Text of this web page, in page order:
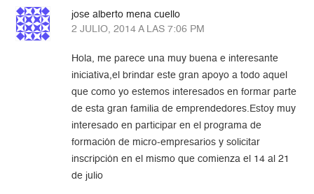
jose alberto mena cuello
2 JULIO, 2014 A LAS 7:06 PM
Hola, me parece una muy buena e interesante
iniciativa,el brindar este gran apoyo a todo aquel
que como yo estemos interesados en formar parte
de esta gran familia de emprendedores.Estoy muy
interesado en participar en el programa de
formación de micro-empresarios y solicitar
inscripción en el mismo que comienza el 14 al 21
de julio